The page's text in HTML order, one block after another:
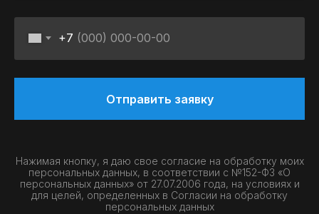
+7
Отправить заявку
Нажимая кнопку, я даю свое согласие на обработку моих
персональных данных, в соответствии с №152-ФЗ «О
персональных данных» от 27.07.2006 года, на условиях и
для целей, определенных в Согласии на обработку
персональных данных